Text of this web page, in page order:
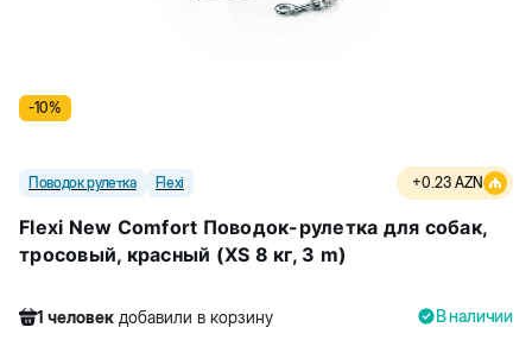
-10%
Поводок рулетка Flexi +0.23 AZN
Flexi New Comfort Поводок-рулетка для собак,
тросовый, красный (XS 8 кг, 3 m)
1 человек добавили в корзину
В наличии